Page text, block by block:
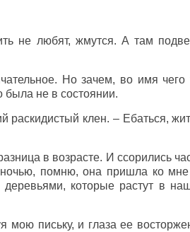
не любят, жмутся. А там
Но зачем, во имя чего
была не в состоянии.
раскидистый клен. – Ебаться,
в возрасте. И ссорились
помню, она пришла ко
деревьями, которые растут в
мою письку, и глаза ее